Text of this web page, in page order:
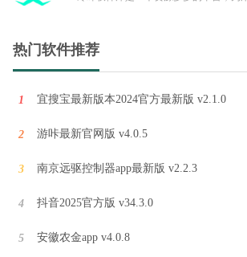
热门软件推荐
1 宜搜宝最新版本2024官方最新版 v2.1.0
2 游咔最新官网版 v4.0.5
3 南京远驱控制器app最新版 v2.2.3
4 抖音2025官方版 v34.3.0
5 安徽农金app v4.0.8